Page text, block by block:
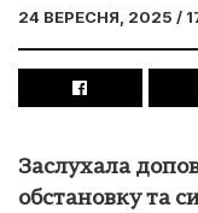
24 ВЕРЕСНЯ, 2025 /
Заслухала
обстановку та